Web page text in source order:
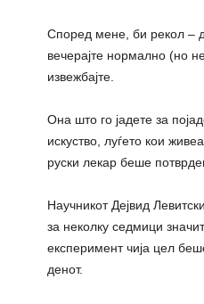
Според мене, би рекол –
вечерајте нормално (но
извежбајте.
Она што го јадете за
искуство, луѓето кои
руски лекар беше
Научникот Дејвид
за неколку седмици
експеримент чија цел
денот.